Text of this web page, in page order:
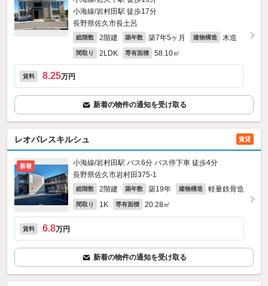
小海線/岩村田駅 徒歩17分
長野県佐久市長土呂
総階数 2階建 築年数 築7年5ヶ月 建物構造 木造
間取り 2LDK 専有面積 58.10㎡
賃料 8.25万円
新着の物件の通知を受け取る
レオパレスキルシュ 賃貸
新着
小海線/岩村田駅 バス6分 バス停下車 徒歩4分
長野県佐久市岩村田375‐1
総階数 2階建 築年数 築19年 建物構造 軽量鉄骨造
間取り 1K 専有面積 20.28㎡
賃料 6.8万円
新着の物件の通知を受け取る